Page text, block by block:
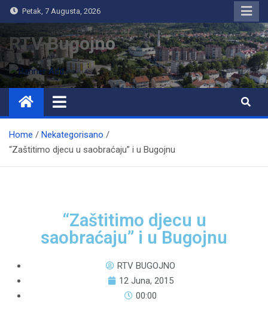
Petak, 7 Augusta, 2026
RTV Bugojno
Home
Nekategorisano
“Zaštitimo djecu u saobraćaju” i u Bugojnu
“Zaštitimo djecu u
saobraćaju” i u Bugojnu
RTV BUGOJNO
12 Juna, 2015
00:00